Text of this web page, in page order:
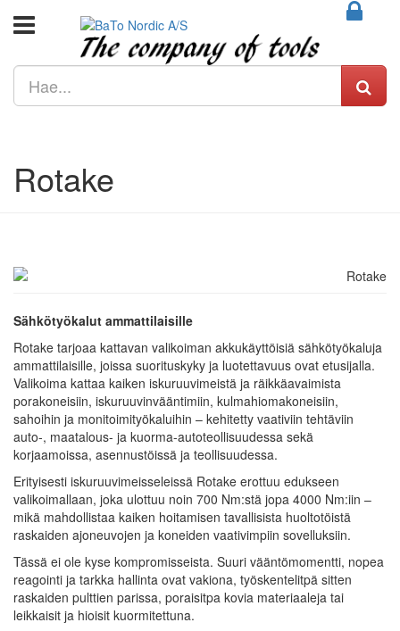
Rotake
Sähkötyökalut ammattilaisille
Rotake tarjoaa kattavan valikoiman akkukäyttöisiä sähkötyökaluja
ammattilaisille, joissa suorituskyky ja luotettavuus ovat etusijalla.
Valikoima kattaa kaiken iskuruuvimeistä ja räikkäavaimista
porakoneisiin, iskuruuvinvääntimiin, kulmahiomakoneisiin,
sahoihin ja monitoimityökaluihin – kehitetty vaativiin tehtäviin
auto-, maatalous- ja kuorma-autoteollisuudessa sekä
korjaamoissa, asennustöissä ja teollisuudessa.
Erityisesti iskuruuvimeisseleissä Rotake erottuu edukseen
valikoimallaan, joka ulottuu noin 700 Nm:stä jopa 4000 Nm:iin –
mikä mahdollistaa kaiken hoitamisen tavallisista huoltotöistä
raskaiden ajoneuvojen ja koneiden vaativimpiin sovelluksiin.
Tässä ei ole kyse kompromisseista. Suuri vääntömomentti, nopea
reagointi ja tarkka hallinta ovat vakiona, työskentelitpä sitten
raskaiden pulttien parissa, poraisitpa kovia materiaaleja tai
leikkaisit ja hioisit kuormitettuna.